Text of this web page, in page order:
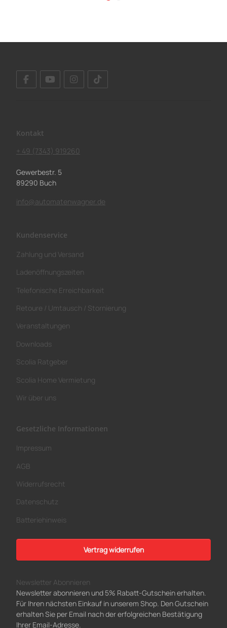
Kontakt
+ 49 (7343) 919260
Gewerbestr. 5
89290 Buch
info@automatenwagner.de
Kundenservice
Zahlung und Versand
Ladenöffnungszeiten
Telefonische Erreichbarkeit
Retoure / Umtausch / Stornierung
Veranstaltungen
Downloads
Scolia Ratgeber
Scolia Home Vermietung
Wir über uns
Gesetzliche Informationen
Impressum
AGB
Widerrufsrecht
Datenschutz
Batteriehinweis
Vertrag widerrufen
Newsletter Abonnieren
Newsletter abonnieren und 5% Rabatt-Gutschein erhalten.
Für Ihren nächsten Einkauf in unserem Shop. Den Gutschein
erhalten Sie per Email nach der erfolgreichen Bestätigung
Ihrer Email-Adresse.